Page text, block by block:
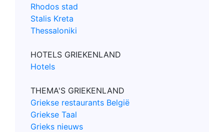
Rhodos stad
Stalis Kreta
Thessaloniki
HOTELS GRIEKENLAND
Hotels
THEMA'S GRIEKENLAND
Griekse restaurants België
Griekse Taal
Grieks nieuws